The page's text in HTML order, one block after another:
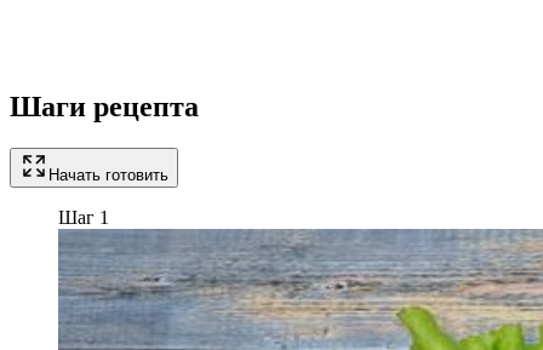
Шаги рецепта
Начать готовить
Шаг 1